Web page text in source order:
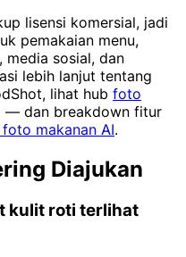
lisensi komersial, jadi
pemakaian menu,
media sosial, dan
lebih lanjut tentang
lihat hub foto
— dan breakdown fitur
makanan AI.
Diajukan
kulit roti terlihat